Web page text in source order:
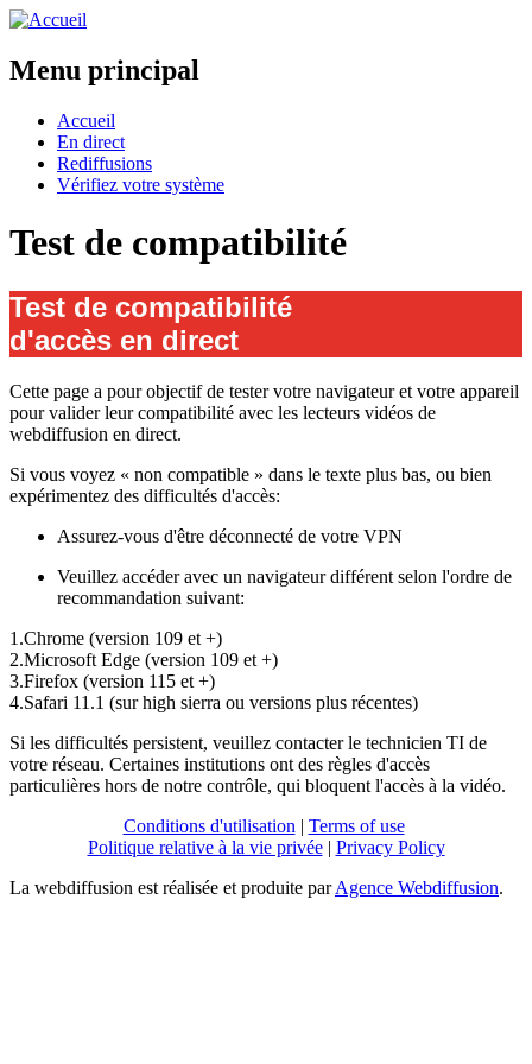
Menu principal
Accueil
En direct
Rediffusions
Vérifiez votre système
Test de compatibilité
Test de compatibilité
d'accès en direct
Cette page a pour objectif de tester votre navigateur et votre appareil
pour valider leur compatibilité avec les lecteurs vidéos de
webdiffusion en direct.
Si vous voyez « non compatible » dans le texte plus bas, ou bien
expérimentez des difficultés d'accès:
Assurez-vous d'être déconnecté de votre VPN
Veuillez accéder avec un navigateur différent selon l'ordre de
recommandation suivant:
1.Chrome (version 109 et +)
2.Microsoft Edge (version 109 et +)
3.Firefox (version 115 et +)
4.Safari 11.1 (sur high sierra ou versions plus récentes)
Si les difficultés persistent, veuillez contacter le technicien TI de
votre réseau. Certaines institutions ont des règles d'accès
particulières hors de notre contrôle, qui bloquent l'accès à la vidéo.
Conditions d'utilisation | Terms of use
Politique relative à la vie privée| Privacy Policy
La webdiffusion est réalisée et produite parAgence Webdiffusion.